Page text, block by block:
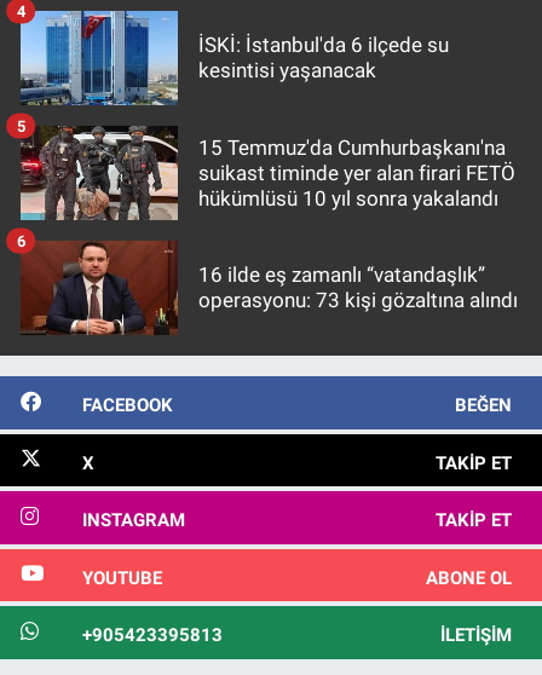
İSKİ: İstanbul'da 6 ilçede su
kesintisi yaşanacak
4
15 Temmuz'da Cumhurbaşkanı'na
suikast timinde yer alan firari FETÖ
hükümlüsü 10 yıl sonra yakalandı
5
16 ilde eş zamanlı “vatandaşlık”
operasyonu: 73 kişi gözaltına alındı
6
FACEBOOK BEĞEN
X TAKIP ET
INSTAGRAM TAKIP ET
YOUTUBE ABONE OL
+905423395813 İLETIŞIM